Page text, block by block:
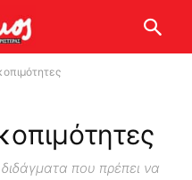
που πρέπει να